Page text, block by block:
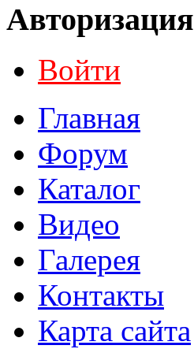
Авторизация
Войти
Главная
Форум
Каталог
Видео
Галерея
Контакты
Карта сайта